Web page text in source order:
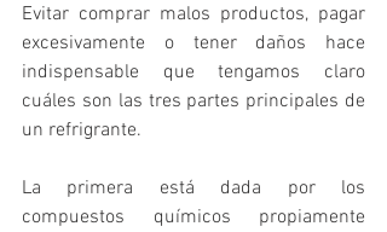
Evitar comprar malos productos, pagar
excesivamente o tener daños hace
indispensable que tengamos claro
cuáles son las tres partes principales de
un refrigrante.
La primera está dada por los
compuestos químicos propiamente